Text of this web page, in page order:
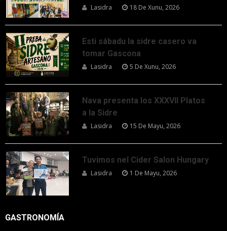
Lasidra 18 De Xunu, 2026
Esti sábadu la sidre casero va
tomar Gascona
Lasidra 5 De Xunu, 2026
Nava presenta los XXXVII Platos
a la Sidre
Lasidra 15 De Mayu, 2026
Tuvimos nel Cider Salon Hungary
Lasidra 1 De Mayu, 2026
GASTRONOMÍA